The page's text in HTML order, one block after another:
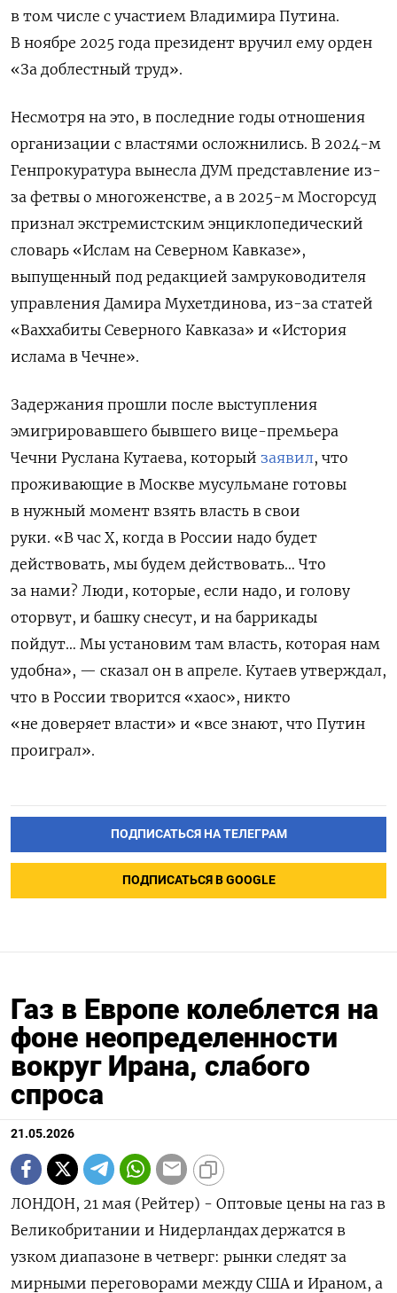
в том числе с участием Владимира Путина.
В ноябре 2025 года президент вручил ему орден
«За доблестный труд».
Несмотря на это, в последние годы отношения
организации с властями осложнились. В 2024-м
Генпрокуратура вынесла ДУМ представление из-
за фетвы о многоженстве, а в 2025-м Мосгорсуд
признал экстремистским энциклопедический
словарь «Ислам на Северном Кавказе»,
выпущенный под редакцией замруководителя
управления Дамира Мухетдинова, из-за статей
«Ваххабиты Северного Кавказа» и «История
ислама в Чечне».
Задержания прошли после выступления
эмигрировавшего бывшего вице-премьера
Чечни Руслана Кутаева, который заявил, что
проживающие в Москве мусульмане готовы
в нужный момент взять власть в свои
руки. «В час X, когда в России надо будет
действовать, мы будем действовать… Что
за нами? Люди, которые, если надо, и голову
оторвут, и башку снесут, и на баррикады
пойдут… Мы установим там власть, которая нам
удобна», — сказал он в апреле. Кутаев утверждал,
что в России творится «хаос», никто
«не доверяет власти» и «все знают, что Путин
проиграл».
ПОДПИСАТЬСЯ НА ТЕЛЕГРАМ
ПОДПИСАТЬСЯ В GOOGLE
Газ в Европе колеблется на
фоне неопределенности
вокруг Ирана, слабого
спроса
21.05.2026
ЛОНДОН, 21 мая (Рейтер) - Оптовые цены на газ в
Великобритании и Нидерландах держатся в
узком ‌диапазоне в четверг: рынки следят за
мирными переговорами между США и Ираном, а